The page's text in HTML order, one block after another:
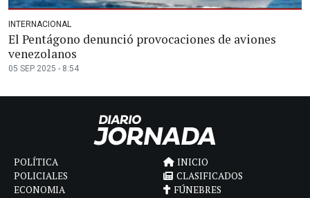
INTERNACIONAL
El Pentágono denunció provocaciones de aviones
venezolanos
05 SEP 2025 - 8:54
POLÍTICA
POLICIALES
ECONOMIA
INICIO
CLASIFICADOS
FÚNEBRES